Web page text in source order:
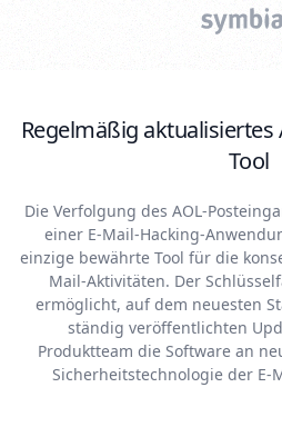
Regelmäßig aktualisiertes
Tool
Die Verfolgung des AOL-
einer E-Mail-Hacking-
einzige bewährte Tool für die
Mail-Aktivitäten. Der
ermöglicht, auf dem neuesten
ständig veröffentlichten
Produktteam die Software an
Sicherheitstechnologie der E-